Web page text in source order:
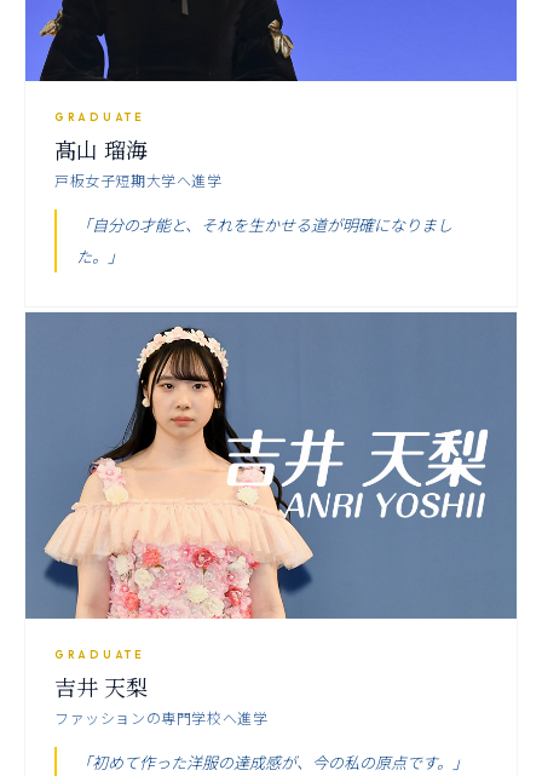
GRADUATE
髙山 瑠海
戸板女子短期大学へ進学
「自分の才能と、それを生かせる道が明確になりまし
た。」
GRADUATE
吉井 天梨
ファッションの専門学校へ進学
「初めて作った洋服の達成感が、今の私の原点です。」